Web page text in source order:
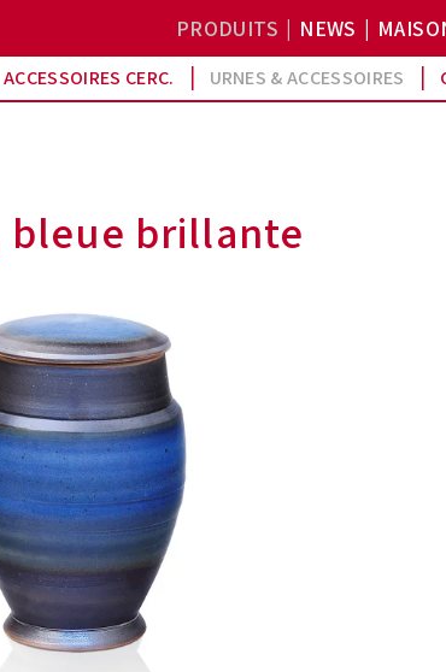
PRODUITS
ACCESSOIRES CERC. URNES & ACCESSOIRES
NEWS
bleue brillante